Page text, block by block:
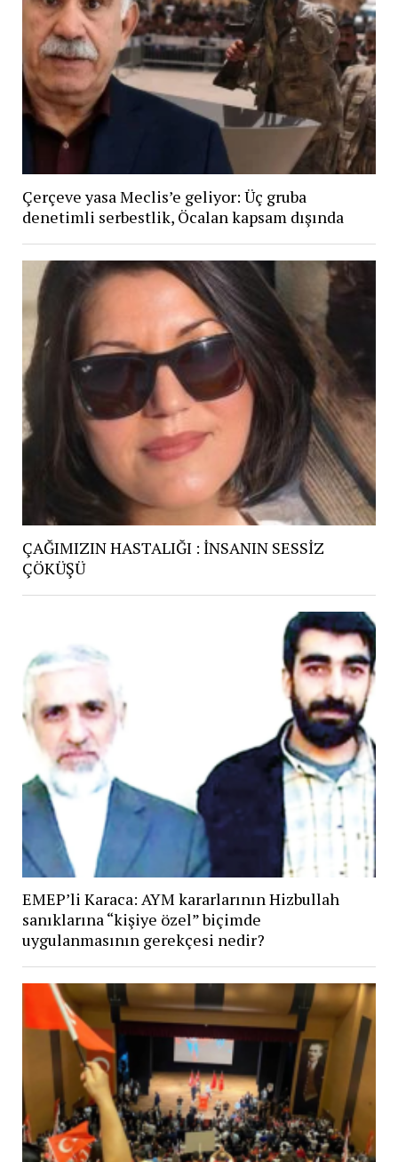
Çerçeve yasa Meclis’e geliyor: Üç gruba
denetimli serbestlik, Öcalan kapsam dışında
ÇAĞIMIZIN HASTALIĞI : İNSANIN SESSİZ
ÇÖKÜŞÜ
EMEP’li Karaca: AYM kararlarının Hizbullah
sanıklarına “kişiye özel” biçimde
uygulanmasının gerekçesi nedir?